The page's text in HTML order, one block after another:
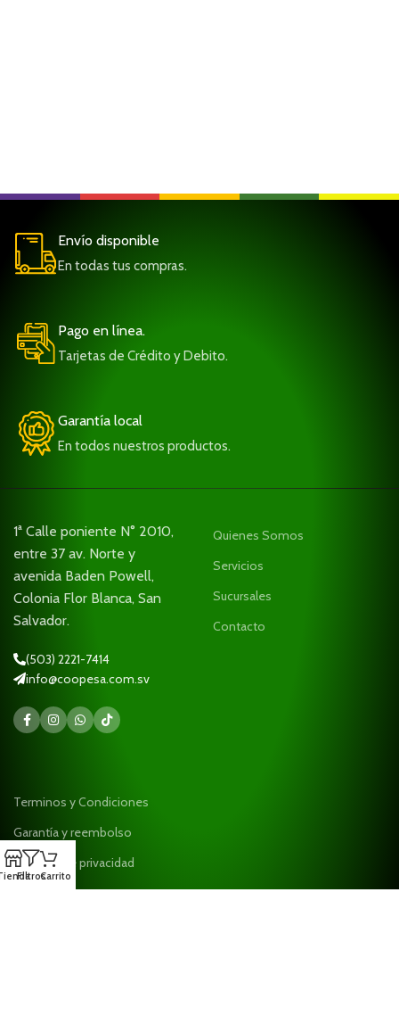
Envío disponible
En todas tus compras.
Pago en línea.
Tarjetas de Crédito y Debito.
Garantía local
En todos nuestros productos.
1ª Calle poniente N° 2010,
entre 37 av. Norte y
avenida Baden Powell,
Colonia Flor Blanca, San
Salvador.
(503) 2221-7414
info@coopesa.com.sv
Quienes Somos
Servicios
Sucursales
Contacto
Terminos y Condiciones
Garantía y reembolso
Políticas de privacidad
FiltrosCarrito